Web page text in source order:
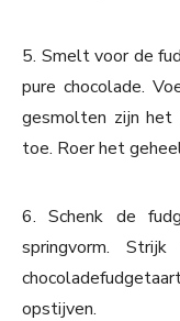
5. Smelt voor de
pure chocolade.
gesmolten zijn het
toe. Roer het
6. Schenk de
springvorm.
opstijven.